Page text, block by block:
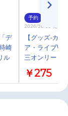
デ
崎
ル
予約
2026/10/09 発売
【グッズ-カ
ア・ライブV
三オンリー 場
￥275